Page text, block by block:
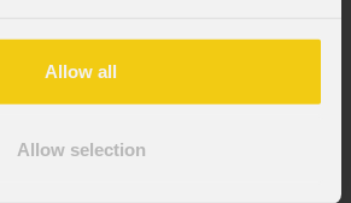
Allow all
Allow selection